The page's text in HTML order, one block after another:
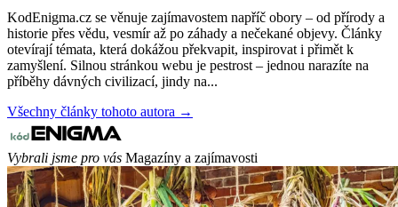
KodEnigma.cz se věnuje zajímavostem napříč obory – od přírody a
historie přes vědu, vesmír až po záhady a nečekané objevy. Články
otevírají témata, která dokážou překvapit, inspirovat i přimět k
zamyšlení. Silnou stránkou webu je pestrost – jednou narazíte na
příběhy dávných civilizací, jindy na...
Všechny články tohoto autora →
Vybrali jsme pro vás Magazíny a zajímavosti